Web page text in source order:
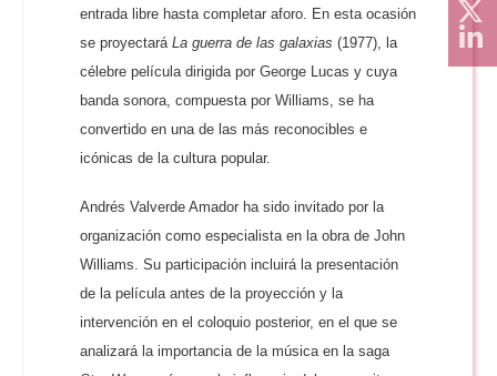
entrada libre hasta completar aforo. En esta ocasión
se proyectaráLa guerra de las galaxias (1977), la
célebre película dirigida por George Lucas y cuya
banda sonora, compuesta por Williams, se ha
convertido en una de las más reconocibles e
icónicas de la cultura popular.
Andrés Valverde Amador ha sido invitado por la
organización como especialista en la obra de John
Williams. Su participación incluirá la presentación
de la película antes de la proyección y la
intervención en el coloquio posterior, en el que se
analizará la importancia de la música en la saga